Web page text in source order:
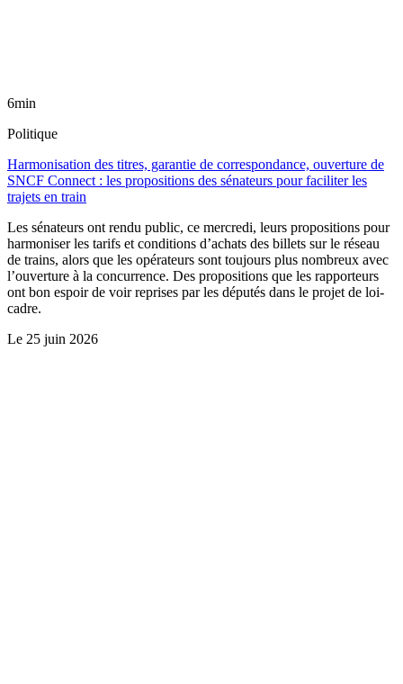
6min
Politique
Harmonisation des titres, garantie de correspondance, ouverture de
SNCF Connect : les propositions des sénateurs pour faciliter les
trajets en train
Les sénateurs ont rendu public, ce mercredi, leurs propositions pour
harmoniser les tarifs et conditions d’achats des billets sur le réseau
de trains, alors que les opérateurs sont toujours plus nombreux avec
l’ouverture à la concurrence. Des propositions que les rapporteurs
ont bon espoir de voir reprises par les députés dans le projet de loi-
cadre.
Le 25 juin 2026